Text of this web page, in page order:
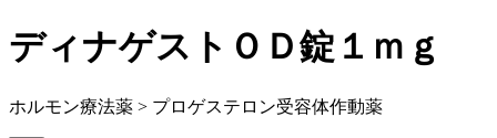
ディナゲストＯＤ錠１ｍｇ
ホルモン療法薬 > プロゲステロン受容体作動薬